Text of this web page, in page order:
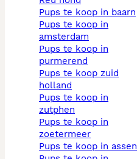
pups te koop in baarn
pups te koop in
amsterdam
pups te koop in
purmerend
pups te koop zuid
holland
pups te koop in
zutphen
pups te koop in
zoetermeer
pups te koop in assen